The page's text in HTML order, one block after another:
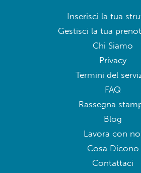
Inserisci la tua
Gestisci la tua
Chi Siamo
Privacy
Termini del
FAQ
Rassegna
Blog
Lavora con
Cosa Dicono
Contattaci